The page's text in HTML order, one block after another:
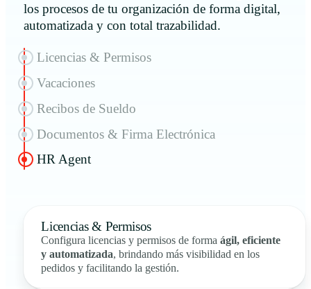
los procesos de tu organización de forma digital,
automatizada y con total trazabilidad.
Licencias & Permisos
Vacaciones
Recibos de Sueldo
Documentos & Firma Electrónica
HR Agent
Licencias & Permisos
Configura licencias y permisos de formaágil, eficiente
y automatizada, brindando más visibilidad en los
pedidos y facilitando la gestión.